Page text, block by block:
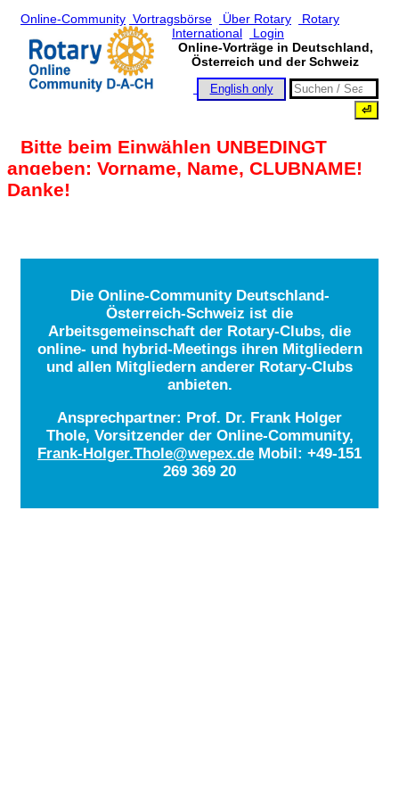
Online-Community Vortragsbörse Über Rotary
Rotary
International
Login
Online-Vorträge in Deutschland,
Österreich und der Schweiz
English only
Bitte beim Einwählen UNBEDINGT
angeben: Vorname, Name, CLUBNAME!
Danke!
Die Online-Community Deutschland-
Österreich-Schweiz ist die
Arbeitsgemeinschaft der Rotary-Clubs, die
online- und hybrid-Meetings ihren Mitgliedern
und allen Mitgliedern anderer Rotary-Clubs
anbieten.
Ansprechpartner: Prof. Dr. Frank Holger
Thole, Vorsitzender der Online-Community,
Frank-Holger.Thole@wepex.de Mobil: +49-151
269 369 20